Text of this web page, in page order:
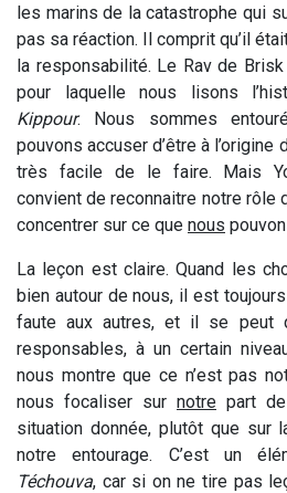
les marins de la catastrophe qui
pas sa réaction. Il comprit qu’il
la responsabilité. Le Rav de Brisk
pour laquelle nous lisons
Kippour. Nous sommes
pouvons accuser d’être à
très facile de le faire. Mais
convient de reconnaitre notre rôle
concentrer sur ce que nous
La leçon est claire. Quand les
bien autour de nous, il est
faute aux autres, et il se peut
responsables, à un certain
nous montre que ce n’est pas
nous focaliser sur notre part
situation donnée, plutôt que sur
notre entourage. C’est un
Téchouva, car si on ne tire pas